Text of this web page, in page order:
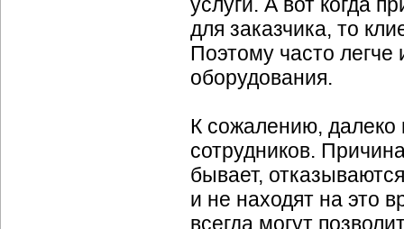
для заказчика, то
Поэтому часто легче
оборудования.
К сожалению, далеко
сотрудников.
бывает,
и не находят на это
всегда могут